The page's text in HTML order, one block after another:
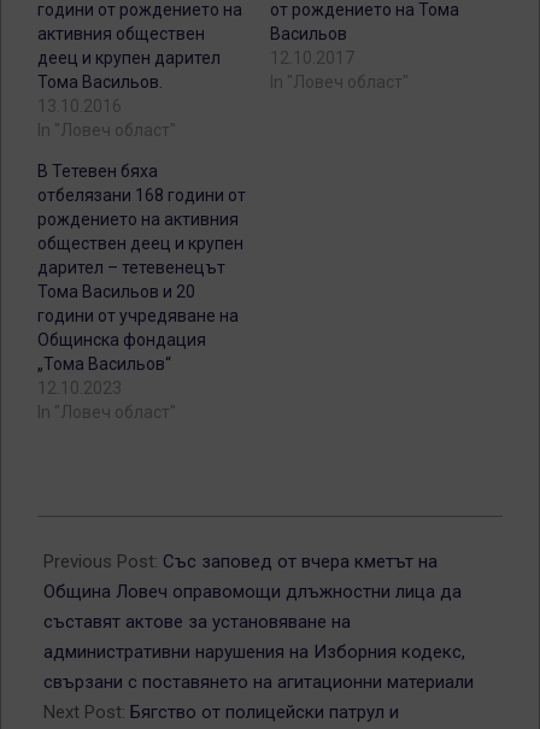
години от рождението на
активния обществен
деец и крупен дарител
Тома Васильов.
13.10.2016
In "Ловеч област"
от рождението на Тома
Васильов
12.10.2017
In "Ловеч област"
В Тетевен бяха
отбелязани 168 години от
рождението на активния
обществен деец и крупен
дарител – тетевенецът
Тома Васильов и 20
години от учредяване на
Общинска фондация
„Тома Васильов“
12.10.2023
In "Ловеч област"
10-
14
Previous Post: Със заповед от вчера кметът на
Община Ловеч оправомощи длъжностни лица да
съставят актове за установяване на
административни нарушения на Изборния кодекс,
свързани с поставянето на агитационни материали
Next Post: Бягство от полицейски патрул и